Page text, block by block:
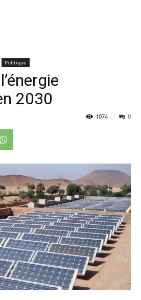
Politique
2030
0
1074